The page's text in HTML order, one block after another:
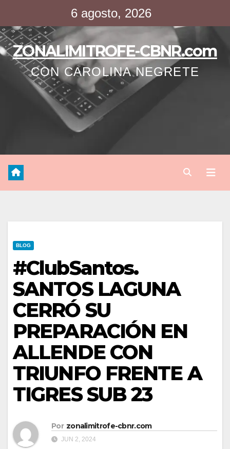
contenido
6 agosto, 2026
ZONALIMITROFE-CBNR.com
CON CAROLINA NEGRETE
BLOG
#ClubSantos.
SANTOS LAGUNA
CERRÓ SU
PREPARACIÓN EN
ALLENDE CON
TRIUNFO FRENTE A
TIGRES SUB 23
Por zonalimitrofe-cbnr.com
JUN 2, 2024